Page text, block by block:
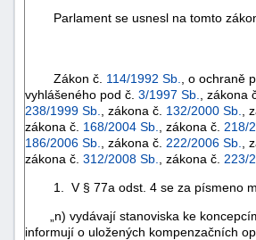
Parlament se usnesl na tomto
Zákon č. 114/1992 Sb.
, o ochraně
vyhlášeného pod č. 3/1997 Sb. , zákona
238/1999 Sb.
, zákona č. 132/2000 Sb. ,
zákona č. 168/2004 Sb. , zákona č. 218/
186/2006 Sb.
, zákona č. 222/2006 Sb. ,
zákona č. 312/2008 Sb. , zákona č. 223/
1. V § 77a odst. 4 se za písmeno
„n) vydávají stanoviska ke
informují o uložených kompenzačních